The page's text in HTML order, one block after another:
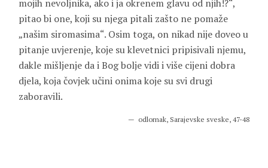
mojih nevoljnika, ako i ja okrenem glavu od njih!?“,
pitao bi one, koji su njega pitali zašto ne pomaže
„našim siromasima“. Osim toga, on nikad nije doveo u
pitanje uvjerenje, koje su klevetnici pripisivali njemu,
dakle mišljenje da i Bog bolje vidi i više cijeni dobra
djela, koja čovjek učini onima koje su svi drugi
zaboravili.
odlomak, Sarajevske sveske, 47-48